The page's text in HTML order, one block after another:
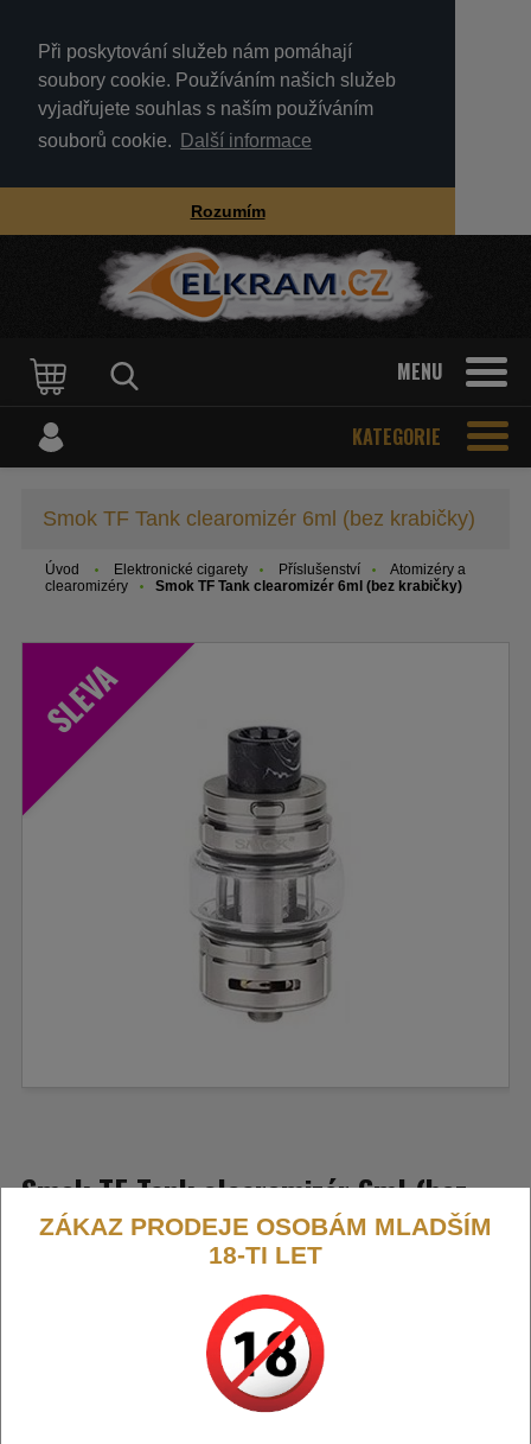
Při poskytování služeb nám pomáhají
soubory cookie. Používáním našich služeb
vyjadřujete souhlas s naším používáním
souborů cookie.
Další informace
Rozumím
MENU
KATEGORIE
Smok TF Tank clearomizér 6ml (bez krabičky)
Úvod Elektronické cigarety Příslušenství
Atomizéry a
clearomizéry
Smok TF Tank clearomizér 6ml (bez krabičky)
SLEVA
Smok TF Tank clearomizér 6ml (bez
krabičky)
Clearomizér Smok TF Tank s objemem 6 ml je výkonný a
prostorný tank navržený pro bohatou tvorbu páry a skvělou chuť
Smoktech
ZÁKAZ PRODEJE OSOBÁM MLADŠÍM
18-TI LET